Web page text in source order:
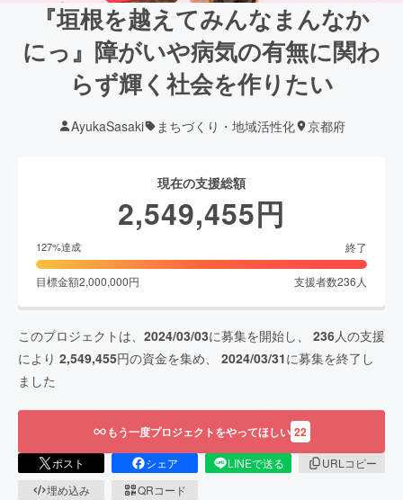
『垣根を越えてみんなまんなか
にっ』障がいや病気の有無に関わ
らず輝く社会を作りたい
AyukaSasaki まちづくり・地域活性化 京都府
現在の支援総額
2,549,455円
127%達成 終了
目標金額2,000,000円 支援者数236 人
このプロジェクトは、 2024/03/03に募集を開始し、 236人の支援
により 2,549,455円の資金を集め、 2024/03/31に募集を終了し
ました
もう一度プロジェクトをやってほしい 22
ポスト シェア LINEで送る
URLコピー
埋め込み
QRコード